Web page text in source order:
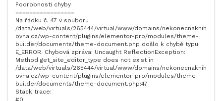
Podrobnosti chyby
=================
Na řádku č. 47 v souboru
/data/web/virtuals/265444/virtual/www/domains/nekonecnaknih
ovna.cz/wp-content/plugins/elementor-pro/modules/theme-
builder/documents/theme-document.php došlo k chybě typu
E_ERROR. Chybová zpráva: Uncaught ReflectionException:
Method get_site_editor_type does not exist in
/data/web/virtuals/265444/virtual/www/domains/nekonecnaknih
ovna.cz/wp-content/plugins/elementor-pro/modules/theme-
builder/documents/theme-document.php:47
Stack trace:
#0